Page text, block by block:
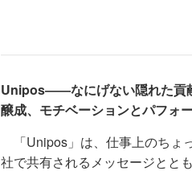
Unipos――なにげない隠れた貢
醸成、モチベーションとパフォ
「Unipos」は、仕事上のちょ
社で共有されるメッセージとと